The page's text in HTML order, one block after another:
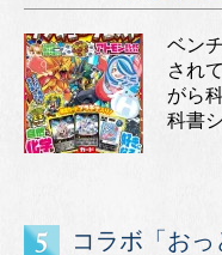
ベン
され
がら
科書
コラボ「お